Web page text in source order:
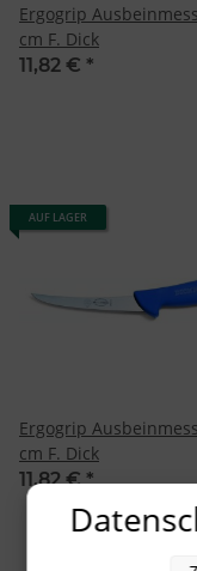
Ergogrip
cm F. Dick
11,82 € *
AUF LAGER
Ergogrip
cm F. Dick
11,82 €*